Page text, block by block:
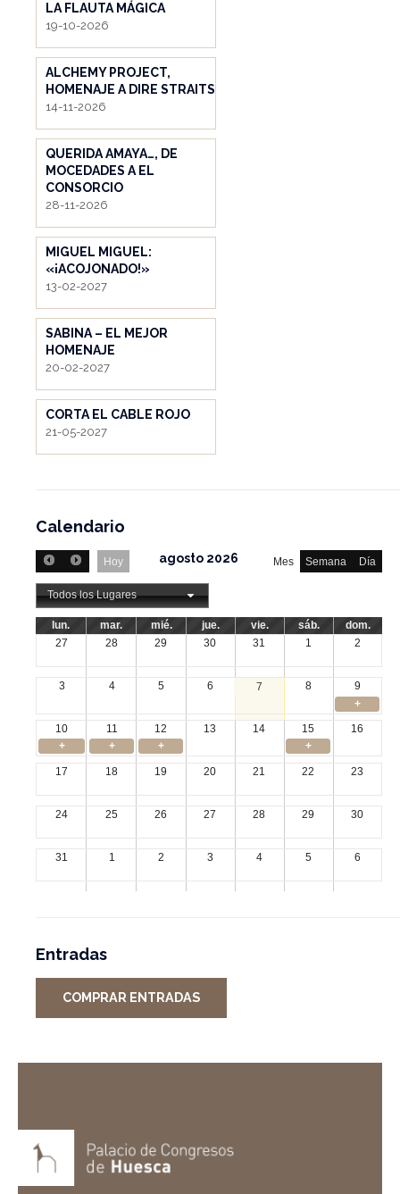
LA FLAUTA MÁGICA
19-10-2026
ALCHEMY PROJECT,
HOMENAJE A DIRE STRAITS
14-11-2026
QUERIDA AMAYA…, DE
MOCEDADES A EL
CONSORCIO
28-11-2026
MIGUEL MIGUEL:
«¡ACOJONADO!»
13-02-2027
SABINA – EL MEJOR
HOMENAJE
20-02-2027
CORTA EL CABLE ROJO
21-05-2027
Calendario
Hoy Mes Semana Día
agosto 2026
Todos los Lugares
lun. mar. mié. jue. vie. sáb.
dom.
27
28 29 30 31 1 2
3 4 5 6 7 8
9
+
10
11 12 13 14 15
16
+
+ + +
17 18 19 20 21 22 23
24 25 26 27 28 29 30
31 1 2 3 4 5 6
Entradas
COMPRAR ENTRADAS